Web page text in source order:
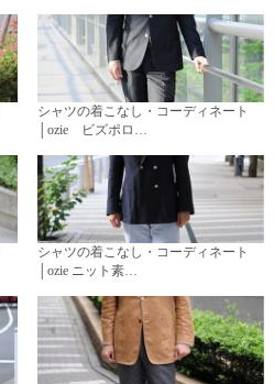
シャツの着こなし・コーディネート
│ozie ビズポロ…
シャツの着こなし・コーディネート
│ozie ニット素…